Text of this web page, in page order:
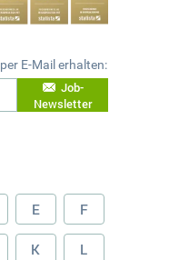
E-Mail erhalten:
Job-
Newsletter
E F
K L